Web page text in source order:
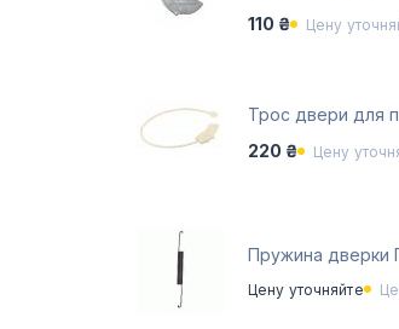
110 ₴
Цену
Трос двери для
220 ₴
Цену
Пружина дверки
Цену уточняйте